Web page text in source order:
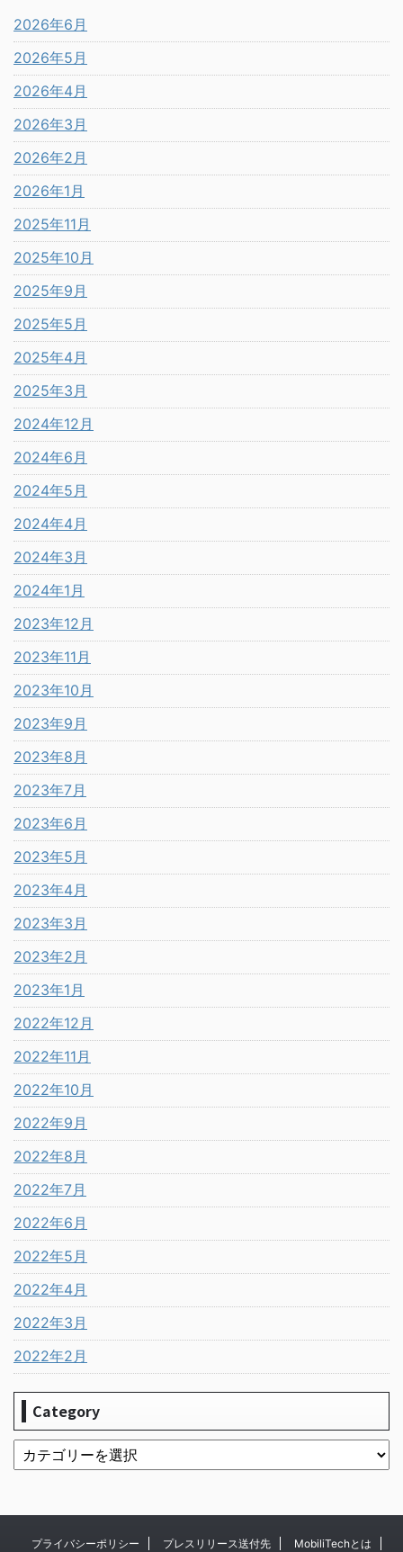
2026年6月
2026年5月
2026年4月
2026年3月
2026年2月
2026年1月
2025年11月
2025年10月
2025年9月
2025年5月
2025年4月
2025年3月
2024年12月
2024年6月
2024年5月
2024年4月
2024年3月
2024年1月
2023年12月
2023年11月
2023年10月
2023年9月
2023年8月
2023年7月
2023年6月
2023年5月
2023年4月
2023年3月
2023年2月
2023年1月
2022年12月
2022年11月
2022年10月
2022年9月
2022年8月
2022年7月
2022年6月
2022年5月
2022年4月
2022年3月
2022年2月
Category
プライバシーポリシー プレスリリース送付先 MobiliTechとは